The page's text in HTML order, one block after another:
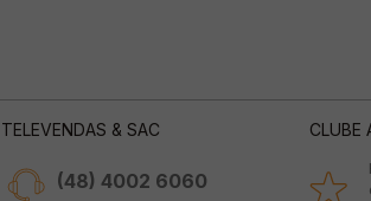
TELEVENDAS & SAC
(48) 4002 6060
CLUBE